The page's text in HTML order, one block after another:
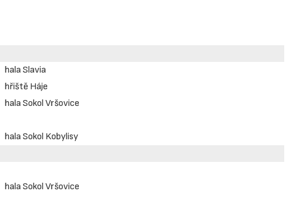
hala Slavia
hřiště Háje
hala Sokol Vršovice
hala Sokol Kobylisy
hala Sokol Vršovice